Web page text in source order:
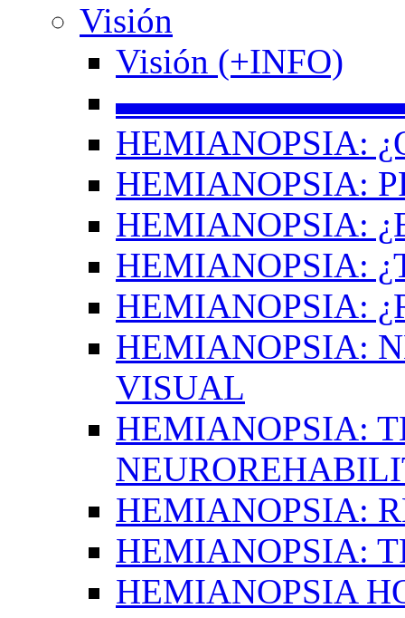
Visión
Visión (+INFO)
HEMIANOPSIA:
HEMIANOPSIA:
HEMIANOPSIA:
HEMIANOPSIA:
HEMIANOPSIA:
HEMIANOPSIA:
VISUAL
HEMIANOPSIA:
HEMIANOPSIA:
HEMIANOPSIA:
HEMIANOPSIA